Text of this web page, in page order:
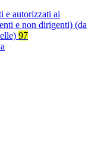
e autorizzati ai
e non dirigenti) (da
97